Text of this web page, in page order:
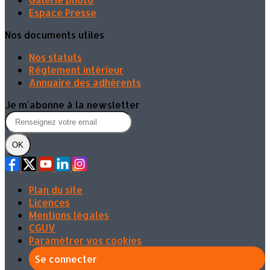
Espace Presse
Nos documents utiles
Nos statuts
Règlement intérieur
Annuaire des adhérents
Je m'abonne à la newsletter
OK
Plan du site
Licences
Mentions légales
CGUV
Paramétrer vos cookies
Se connecter